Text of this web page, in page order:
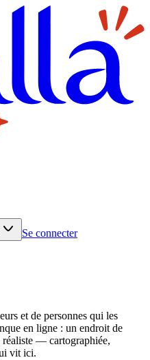
Se connecter
et de personnes qui les
en ligne : un endroit de
— cartographiée,
vit ici.